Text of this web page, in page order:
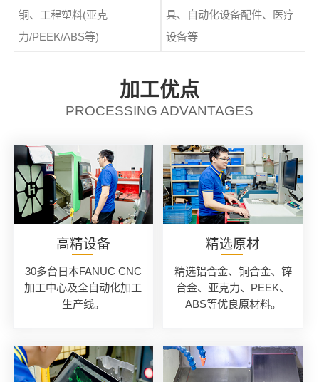
铜、工程塑料(亚克
力/PEEK/ABS等)
具、自动化设备配件、医疗
设备等
加工优点
PROCESSING ADVANTAGES
高精设备
30多台日本FANUC CNC
加工中心及全自动化加工
生产线。
精选原材
精选铝合金、铜合金、锌
合金、亚克力、PEEK、
ABS等优良原材料。